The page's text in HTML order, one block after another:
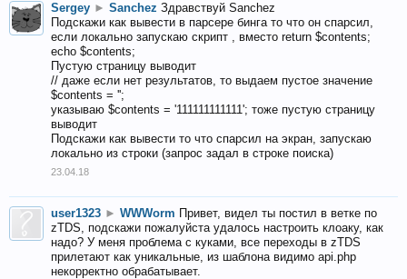
Sergey ► Sanchez Здравствуй Sanchez
Подскажи как вывести в парсере бинга то что он спарсил,
если локально запускаю скрипт , вместо return $contents;
echo $contents;
Пустую страницу выводит
// даже если нет результатов, то выдаем пустое значение
$contents = '';
указываю $contents = '111111111111'; тоже пустую страницу
выводит
Подскажи как вывести то что спарсил на экран, запускаю
локально из строки (запрос задал в строке поиска)
23.04.18
user1323 ► WWWorm Привет, видел ты постил в ветке по
zTDS, подскажи пожалуйста удалось настроить клоаку, как
надо? У меня проблема с куками, все переходы в zTDS
прилетают как уникальные, из шаблона видимо api.php
некорректно обрабатывает.